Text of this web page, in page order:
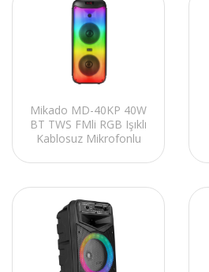
Mikado MD-40KP 40W
BT TWS FMli RGB Işıklı
Kablosuz Mikrofonlu
Hoparlör